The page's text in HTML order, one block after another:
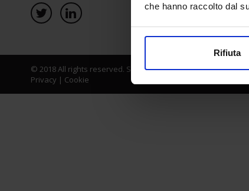
che hanno raccolto dal
Rifiuta
© 2018 All rights reserved. Senaf srl - Gruppo Tecniche Nuove
Privacy | Cookie